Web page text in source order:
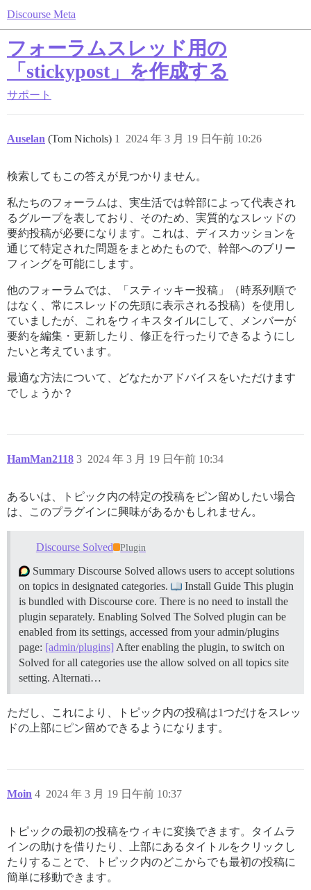
Discourse Meta
フォーラムスレッド用の
「stickypost」を作成する
サポート
Auselan (Tom Nichols) 2024 年 3 月 19 日午前 10:26
1
検索してもこの答えが見つかりません。
私たちのフォーラムは、実生活では幹部によって代表され
るグループを表しており、そのため、実質的なスレッドの
要約投稿が必要になります。これは、ディスカッションを
通じて特定された問題をまとめたもので、幹部へのブリー
フィングを可能にします。
他のフォーラムでは、「スティッキー投稿」（時系列順で
はなく、常にスレッドの先頭に表示される投稿）を使用し
ていましたが、これをウィキスタイルにして、メンバーが
要約を編集・更新したり、修正を行ったりできるようにし
たいと考えています。
最適な方法について、どなたかアドバイスをいただけます
でしょうか？
HamMan2118 2024 年 3 月 19 日午前 10:34
3
あるいは、トピック内の特定の投稿をピン留めしたい場合
は、このプラグインに興味があるかもしれません。
Discourse Solved Plugin
Summary Discourse Solved allows users to accept solutions
on topics in designated categories.
Install Guide This plugin
is bundled with Discourse core. There is no need to install the
plugin separately. Enabling Solved The Solved plugin can be
enabled from its settings, accessed from your admin/plugins
page: [admin/plugins] After enabling the plugin, to switch on
Solved for all categories use the allow solved on all topics site
setting. Alternati…
ただし、これにより、トピック内の投稿は1つだけをスレッ
ドの上部にピン留めできるようになります。
Moin 2024 年 3 月 19 日午前 10:37
4
トピックの最初の投稿をウィキに変換できます。タイムラ
インの助けを借りたり、上部にあるタイトルをクリックし
たりすることで、トピック内のどこからでも最初の投稿に
簡単に移動できます。